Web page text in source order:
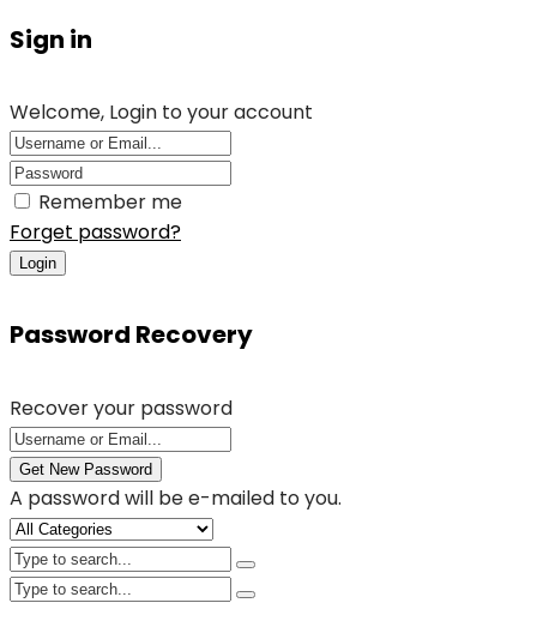
Sign in
Welcome, Login to your account
Remember me
Forget password?
Login
Password Recovery
Recover your password
Get New Password
A password will be e-mailed to you.